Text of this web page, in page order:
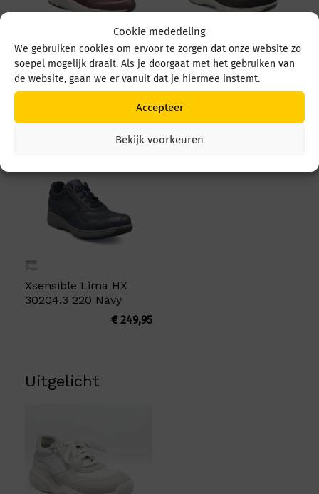
Cookie mededeling
We gebruiken cookies om ervoor te zorgen dat onze website zo
soepel mogelijk draait. Als je doorgaat met het gebruiken van
de website, gaan we er vanuit dat je hiermee instemt.
Accepteer
Bekijk voorkeuren
Xsensible Golden gate
Lady 33000.2 748
Bordeaux Fantasy
259,95
Xsensible Pula HX
30230.3 748 Bordeaux
Fantasy
Xsensible Lima HX
30204.3 220 Navy
€249,95
Uitgelicht